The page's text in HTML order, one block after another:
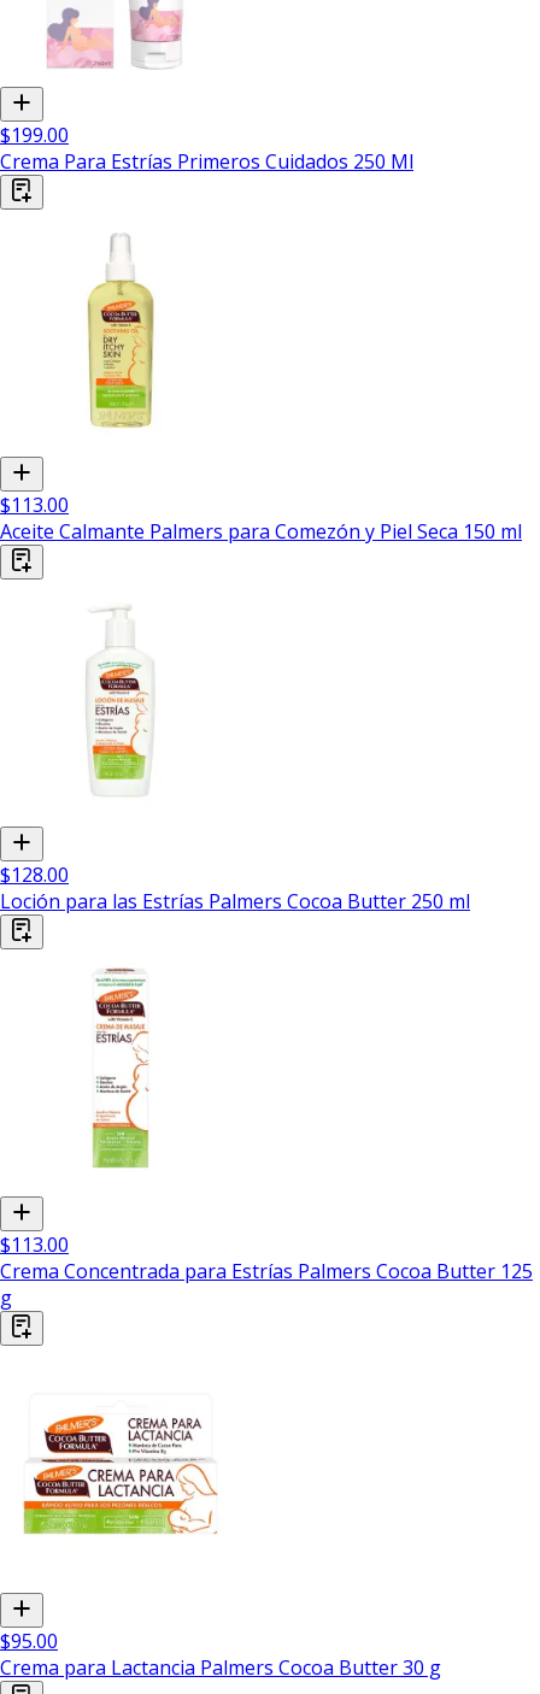
$199.00
Crema Para Estrías Primeros Cuidados 250 Ml
$113.00
Aceite Calmante Palmers para Comezón y Piel Seca 150 ml
$128.00
Loción para las Estrías Palmers Cocoa Butter 250 ml
$113.00
Crema Concentrada para Estrías Palmers Cocoa Butter 125
g
$95.00
Crema para Lactancia Palmers Cocoa Butter 30 g